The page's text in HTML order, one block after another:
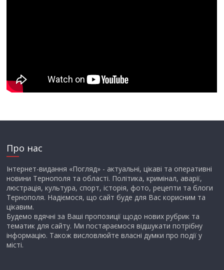
Про нас
Інтернет-видання «Погляд» - актуальні, цікаві та оперативні
новини Тернополя та області. Політика, кримінал, аварії,
люстрація, культура, спорт, історія, фото, рецепти та блоги
Тернополя. Надіємося, що сайт буде для Вас корисним та
цікавим.
Будемо вдячні за Ваші пропозиції щодо нових рубрик та
тематик для сайту. Ми постараємося відшукати потрібну
інформацію. Також висловлюйте власні думки про події у
місті.